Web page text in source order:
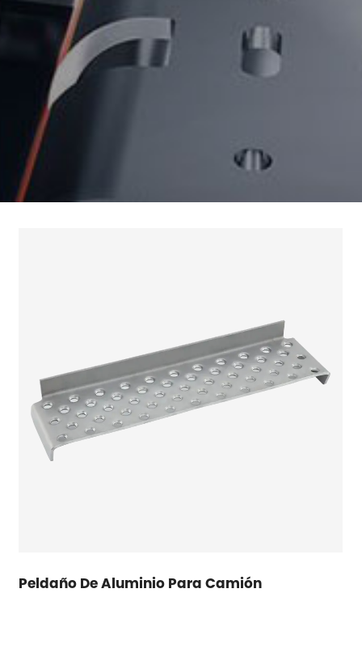
Peldaño De Aluminio Para Camión